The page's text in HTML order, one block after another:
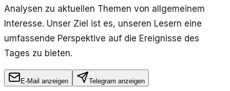
Analysen zu aktuellen Themen von allgemeinem
Interesse. Unser Ziel ist es, unseren Lesern eine
umfassende Perspektive auf die Ereignisse des
Tages zu bieten.
E-Mail anzeigen Telegram anzeigen